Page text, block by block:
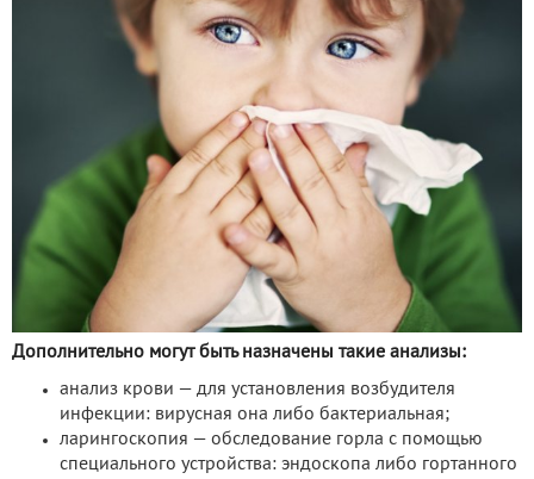
Дополнительно могут быть назначены такие анализы:
анализ крови — для установления возбудителя
инфекции: вирусная она либо бактериальная;
ларингоскопия — обследование горла с помощью
специального устройства: эндоскопа либо гортанного